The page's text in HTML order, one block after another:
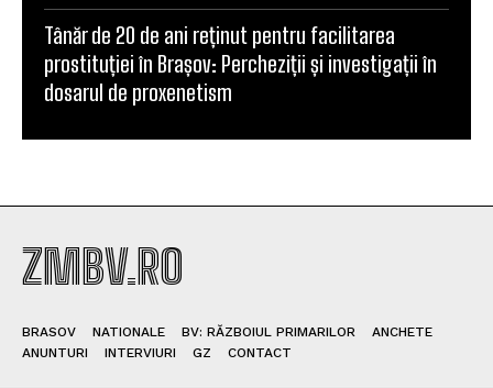
Tânăr de 20 de ani reținut pentru facilitarea
prostituției în Brașov: Percheziții și investigații în
dosarul de proxenetism
ZMBV.RO
BRASOV NATIONALE BV: RĂZBOIUL PRIMARILOR
ANCHETE
ANUNTURI
INTERVIURI GZ CONTACT